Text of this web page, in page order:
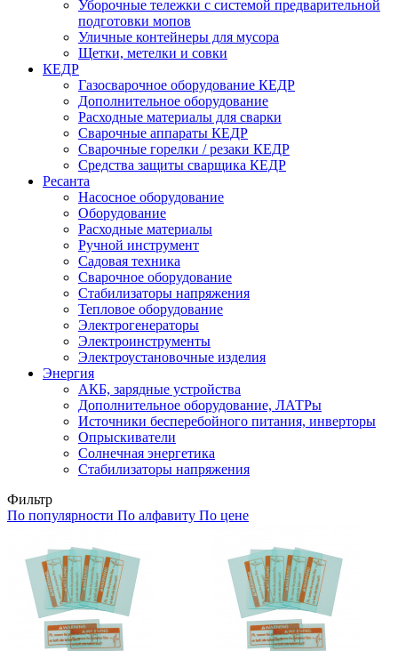
Уборочные тележки с системой предварительной
подготовки мопов
Уличные контейнеры для мусора
Щетки, метелки и совки
КЕДР
Газосварочное оборудование КЕДР
Дополнительное оборудование
Расходные материалы для сварки
Сварочные аппараты КЕДР
Сварочные горелки / резаки КЕДР
Средства защиты сварщика КЕДР
Ресанта
Насосное оборудование
Оборудование
Расходные материалы
Ручной инструмент
Садовая техника
Сварочное оборудование
Стабилизаторы напряжения
Тепловое оборудование
Электрогенераторы
Электроинструменты
Электроустановочные изделия
Энергия
АКБ, зарядные устройства
Дополнительное оборудование, ЛАТРы
Источники бесперебойного питания, инверторы
Опрыскиватели
Солнечная энергетика
Стабилизаторы напряжения
Фильтр
По популярности По алфавиту По цене